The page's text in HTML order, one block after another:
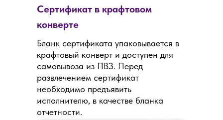
Сертификат в крафтовом
конверте
Бланк сертификата упаковывается в
крафтовый конверт и доступен для
самовывоза из ПВЗ. Перед
развлечением сертификат
необходимо предъявить
исполнителю, в качестве бланка
отчетности.